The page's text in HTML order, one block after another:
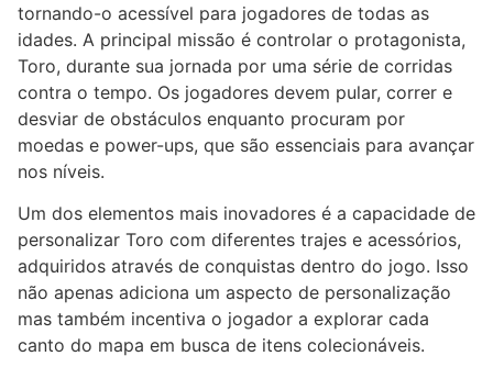
tornando-o acessível para jogadores de todas as
idades. A principal missão é controlar o protagonista,
Toro, durante sua jornada por uma série de corridas
contra o tempo. Os jogadores devem pular, correr e
desviar de obstáculos enquanto procuram por
moedas e power-ups, que são essenciais para avançar
nos níveis.
Um dos elementos mais inovadores é a capacidade de
personalizar Toro com diferentes trajes e acessórios,
adquiridos através de conquistas dentro do jogo. Isso
não apenas adiciona um aspecto de personalização
mas também incentiva o jogador a explorar cada
canto do mapa em busca de itens colecionáveis.